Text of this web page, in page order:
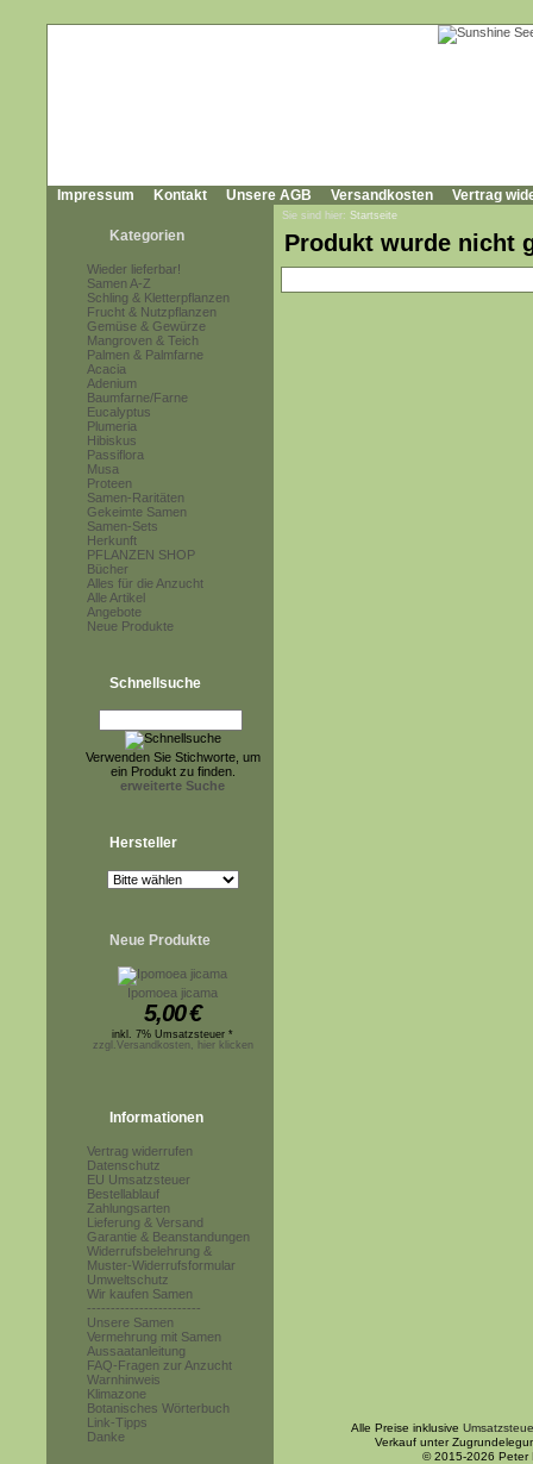
Impressum Kontakt Unsere AGB Versandkosten Vertrag
Kategorien
Wieder lieferbar!
Samen A-Z
Schling & Kletterpflanzen
Frucht & Nutzpflanzen
Gemüse & Gewürze
Mangroven & Teich
Palmen & Palmfarne
Acacia
Adenium
Baumfarne/Farne
Eucalyptus
Plumeria
Hibiskus
Passiflora
Musa
Proteen
Samen-Raritäten
Gekeimte Samen
Samen-Sets
Herkunft
PFLANZEN SHOP
Bücher
Alles für die Anzucht
Alle Artikel
Angebote
Neue Produkte
Schnellsuche
Verwenden Sie Stichworte, um
ein Produkt zu finden.
erweiterte Suche
Hersteller
Neue Produkte
Ipomoea jicama
5,00€
inkl. 7% Umsatzsteuer *
zzgl.Versandkosten, hier klicken
Informationen
Vertrag widerrufen
Datenschutz
EU Umsatzsteuer
Bestellablauf
Zahlungsarten
Lieferung & Versand
Garantie & Beanstandungen
Widerrufsbelehrung &
Muster-Widerrufsformular
Umweltschutz
Wir kaufen Samen
------------------------
Unsere Samen
Vermehrung mit Samen
Aussaatanleitung
FAQ-Fragen zur Anzucht
Warnhinweis
Klimazone
Botanisches Wörterbuch
Link-Tipps
Danke
Sie sind hier: Startseite
Produkt wurde nicht
Alle Preise inklusive
Verkauf unter
© 2015-2026 Peter